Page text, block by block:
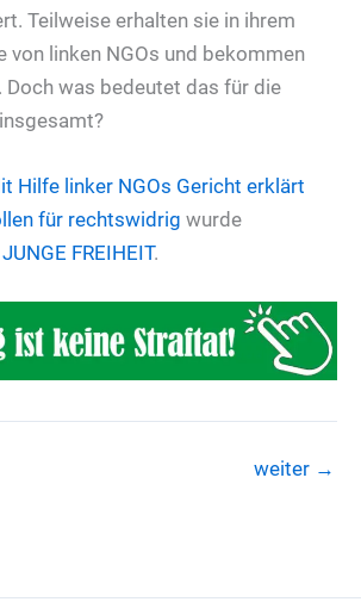
Teilweise erhalten sie in ihrem
von linken NGOs und bekommen
Doch was bedeutet das für die
Hilfe linker NGOs Gericht erklärt
für rechtswidrig wurde
JUNGE FREIHEIT.
weiter →